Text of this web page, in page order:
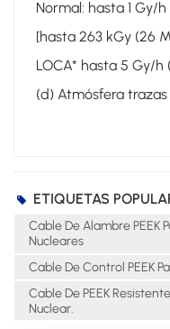
Normal: hasta 1 Gy/h
[hasta 263 kGy (26
LOCA* hasta 5 Gy/h
(d) Atmósfera
ETIQUETAS
Cable De Alambre PEEK
Nucleares
Cable De Control PEEK
Cable De PEEK
Nuclear.